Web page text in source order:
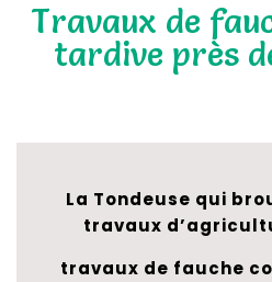
Travaux de
tardive près
La Tondeuse qui
travaux
travaux de fauche